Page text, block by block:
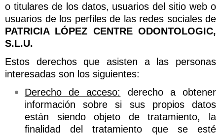
o titulares de los datos, usuarios del sitio web o
usuarios de los perfiles de las redes sociales de
PATRICIA LÓPEZ CENTRE ODONTOLOGIC,
S.L.U.
Estos derechos que asisten a las personas
interesadas son los siguientes:
Derecho de acceso:
derecho a obtener
información sobre si sus propios datos
están siendo objeto de tratamiento, la
finalidad del tratamiento que se esté